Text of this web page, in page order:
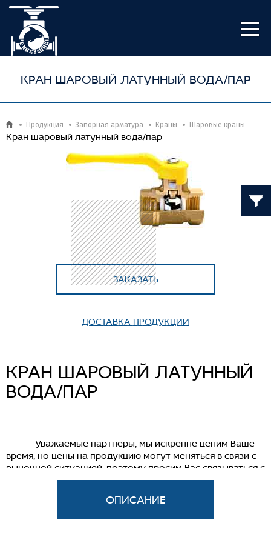
КРАН ШАРОВЫЙ ЛАТУННЫЙ ВОДА/ПАР
Продукция Запорная арматура Краны Шаровые краны
Кран шаровый латунный вода/пар
ЗАКАЗАТЬ
ДОСТАВКА ПРОДУКЦИИ
КРАН ШАРОВЫЙ ЛАТУННЫЙ
ВОДА/ПАР
Уважаемые партнеры, мы искренне ценим Ваше
время, но цены на продукцию могут меняться в связи с
рыночной ситуацией, поэтому просим Вас связываться с
нашим менеджером для уточнения информации.